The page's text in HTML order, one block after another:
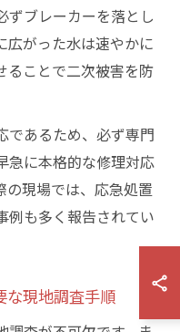
ずブレーカーを落とし
広がった水は速やかに
ることで二次被害を防
であるため、必ず専門
急に本格的な修理対応
の現場では、応急処置
例も多く報告されてい
現地調査手順